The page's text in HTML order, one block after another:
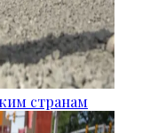
странам